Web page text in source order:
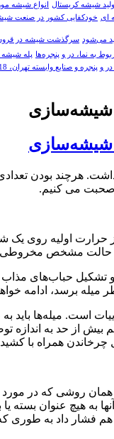
شیشه کریستال انواع شیشه
ای خودکفایی کشور در صنعت
می‌شود سرگذشت شیشه در
به نما، در و پنجره‌ها پله
صنایع وابسته تهران، 18 الی 21 تیر ماه 98
شیشه‌سازی
شیشه‌سازی
هرچند بودن
صحبت می کنیم.
اولیه روی یک
حالت مشخص مخروطی
حباب‌های مذاب
برسد، ادامه
است. میله‌ها باید
از حد به
همراه با
همان روشی که در
آنها به هیچ عنوان
فشار داد به طوری